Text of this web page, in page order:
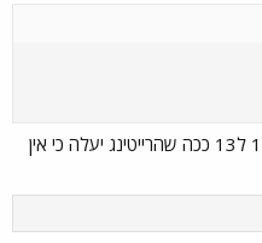
לצערי עכשיו אין תחרות יותר בין 12 ל13 ככה שהרייטינג יעלה כי אין